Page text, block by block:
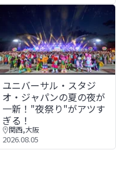
ス1泊2日【大内宿・会津若
ユニバーサル・スタジオ・ジ
ユニバーサル・スタジ
オ・ジャパンの夏の夜が
一新！"夜祭り"がアツす
ぎる！
関西,大阪
2026.08.05